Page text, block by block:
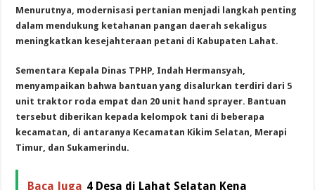
Menurutnya, modernisasi pertanian menjadi langkah penting
dalam mendukung ketahanan pangan daerah sekaligus
meningkatkan kesejahteraan petani di Kabupaten Lahat.
Sementara Kepala Dinas TPHP, Indah Hermansyah,
menyampaikan bahwa bantuan yang disalurkan terdiri dari 5
unit traktor roda empat dan 20 unit hand sprayer. Bantuan
tersebut diberikan kepada kelompok tani di beberapa
kecamatan, di antaranya Kecamatan Kikim Selatan, Merapi
Timur, dan Sukamerindu.
Baca Juga 4 Desa di Lahat Selatan Kena